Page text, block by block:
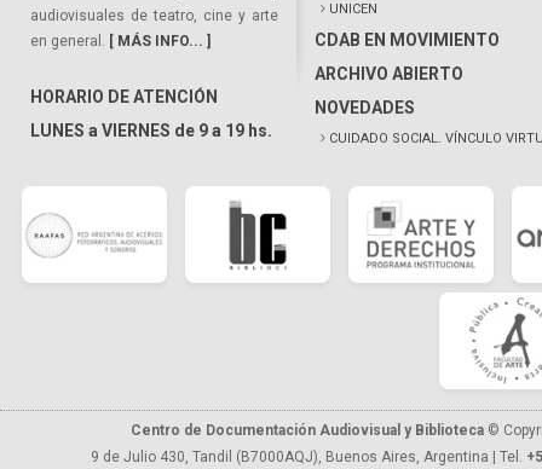
audiovisuales de teatro, cine y arte
en general. [ MÁS INFO... ]
HORARIO DE ATENCIÓN
LUNES a VIERNES de 9 a 19 hs.
UNICEN
CDAB EN MOVIMIENTO
ARCHIVO ABIERTO
NOVEDADES
CUIDADO SOCIAL. VÍNCULO
Centro de Documentación Audiovisual y Biblioteca ©
9 de Julio 430, Tandil (B7000AQJ), Buenos Aires, Argentina | Tel.